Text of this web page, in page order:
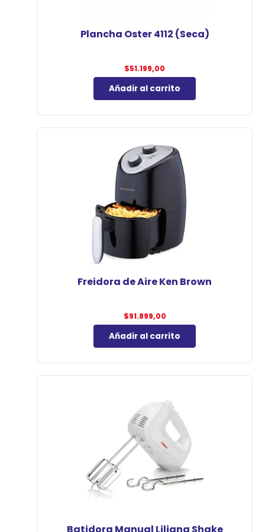
Plancha Oster 4112 (Seca)
$51.199,00
Añadir al carrito
Freidora de Aire Ken Brown
$91.899,00
Añadir al carrito